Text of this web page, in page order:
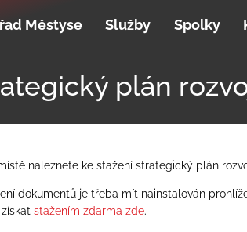
Městyse Služby Spolky
plán
naleznete ke stažení strategický plán
dokumentů je třeba mít nainstalován
stažením zdarma zde.